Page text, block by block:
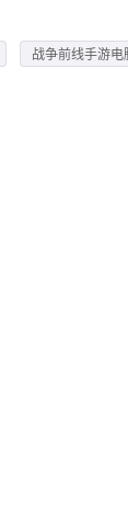
战争前线手游电